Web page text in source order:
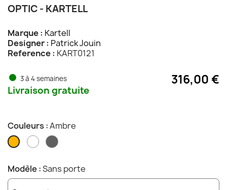
OPTIC - KARTELL
Marque : Kartell
Designer : Patrick Jouin
Reference : KART0121
3 à 4 semaines 316,00 €
Livraison gratuite
Couleurs :Ambre
AmbreCristalFumé
Modèle :Sans porte